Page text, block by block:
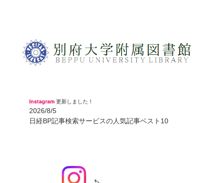
Instagram 更新しました！
2026/8/5
日経BP記事検索サービスの人気記事ベスト10